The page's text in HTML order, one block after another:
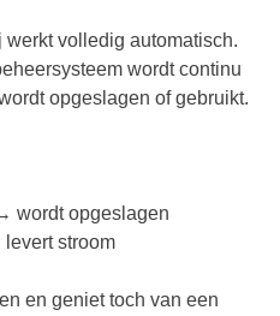
volledig automatisch.
wordt continu
opgeslagen of gebruikt.
wordt opgeslagen
stroom
en geniet toch van een